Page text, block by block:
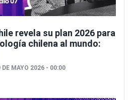
revela su plan 2026 para
chilena al mundo:
DE MAYO 2026 - 00:00